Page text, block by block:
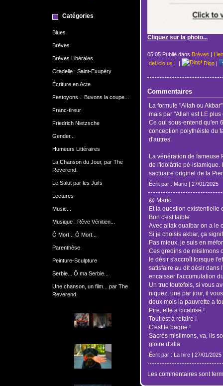
Catégories
Blues
Brèves
Brèves Libérales
Citadelle : Saint-Exupéry
Écriture en Acte
Festoyons... Buvons la coupe...
Franc-tireur
Friedrich Nietzsche
Gender...
Humeurs Littéraires
La Chanson du Jour, par The
Reverend.
Le Salut par les Juifs
Lectures
Music...
Musique : Rêve Vénitien...
Ô Mort... Ô Mort...
Parenthèse
Peinture-Sculpture
Serbie... Ô ma Serbie...
Une chanson, un film... par The
Reverend.
Cliquez sur la photo...
05:05 Publié dans Brèves |
del.icio.us | | Digg|
Commentaires
La formule "Allah ou
mais par "Allah est LE plus
Ce qui sous-entend qu'en
conception polythéiste du
d'autres.
La vénération de fameuse
de l'idolâtrie pé-islamique.
sactuaire originel de la
Écrit par : Mario | 27/01/2025
@ Mario
Et la question existentielle
Bon c'est faible
Avec allak oualbar on a le
Si je choisis akbar, ça
Pas mieux, je suis en
Ces gredins de misilmons
le désir s'accroît lorsque
satisfaire au dit désir dans
encaisser l'accumulation
Un truc toutefois, si vous
niquez, une par jour, il
deux mois la pauvrette a
Pire, elle a cicatrisé !
Tout est à refaire !
C'est le bagne !
Sacrés misilmons, va, ils
gloire d'alla
Écrit par : La hire | 27/01/2025
Les commentaires sont